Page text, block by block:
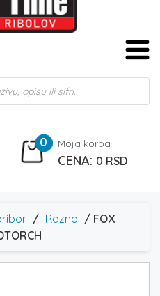
0 Moja korpa
0 RSD
/ Razno / FOX